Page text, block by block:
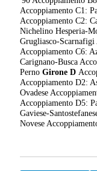
Accoppiamento C1:
Accoppiamento C2:
Nichelino Hesperia-
Grugliasco-Scarnafigi
Accoppiamento C6:
Carignano-Busca
PernoGirone D
Accoppiamento D2:
Ovadese
Accoppiamento D5:
Gaviese-
Novese